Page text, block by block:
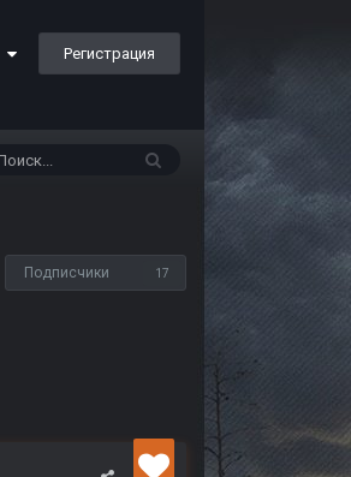
Регистрация
Подписчики 17